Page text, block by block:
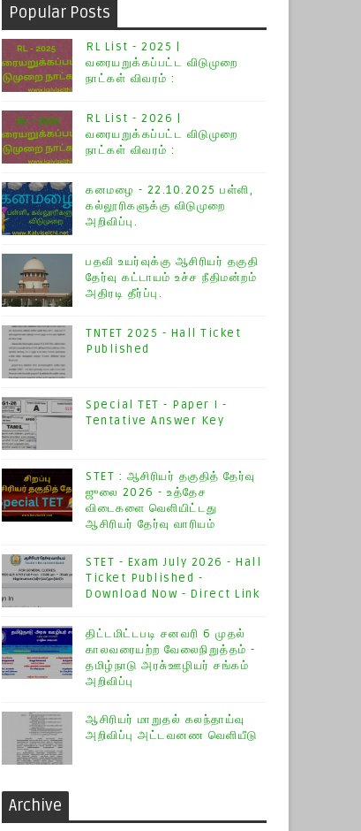
Popular Posts
RL List - 2025 |
வரையறுக்கப்பட்ட விடுமுறை
நாட்கள் விவரம் :
RL List - 2026 |
வரையறுக்கப்பட்ட விடுமுறை
நாட்கள் விவரம் :
கனமழை - 22.10.2025 பள்ளி,
கல்லூரிகளுக்கு விடுமுறை
அறிவிப்பு.
பதவி உயர்வுக்கு ஆசிரியர் தகுதி
தேர்வு கட்டாயம் உச்ச நீதிமன்றம்
அதிரடி தீர்ப்பு.
TNTET 2025 - Hall Ticket
Published
Special TET - Paper I -
Tentative Answer Key
STET : ஆசிரியர் தகுதித் தேர்வு
ஜுலை 2026 - உத்தேச
விடைகளை வெளியிட்டது
ஆசிரியர் தேர்வு வாரியம்
STET - Exam July 2026 - Hall
Ticket Published -
Download Now - Direct Link
திட்டமிட்டபடி சனவரி 6 முதல்
காலவரையற்ற வேலைநிறுத்தம் -
தமிழ்நாடு அரசு்ஊழியர் சங்கம்
அறிவிப்பு
ஆசிரியர் மாறுதல் கலந்தாய்வு
அறிவிப்பு அட்டவனண வெளியீடு
Archive